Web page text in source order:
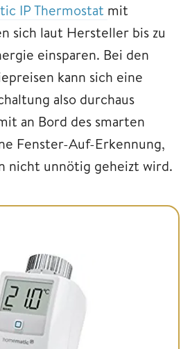
IP Thermostat mit
sich laut Hersteller bis zu
einsparen. Bei den
kann sich eine
also durchaus
an Bord des smarten
Fenster-Auf-Erkennung,
nicht unnötig geheizt wird.